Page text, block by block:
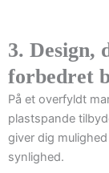
3. Design,
forbedret
På et overfyldt
plastspande
giver dig
synlighed.